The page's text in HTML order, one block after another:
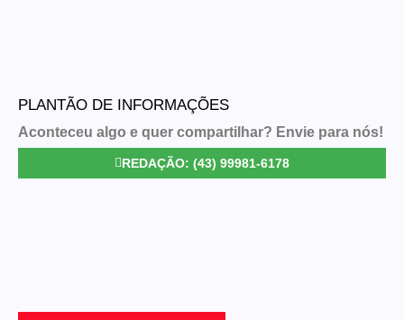
PLANTÃO DE INFORMAÇÕES
Aconteceu algo e quer compartilhar? Envie para nós!
REDAÇÃO: (43) 99981-6178